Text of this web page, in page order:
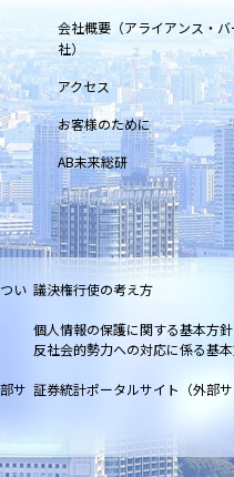
会社概要（アライアンス・
社）
アクセス
お客様のために
AB未来総研
い 議決権行使の考え方
個人情報の保護に関する基本方針
反社会的勢力への対応に係る基
サ 証券統計ポータルサイト（外部サ